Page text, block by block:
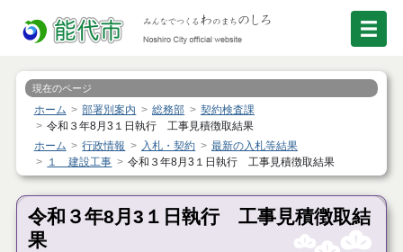
現在のページ
ホーム 部署別案内 総務部
契約検査課
令和３年8月3１日執行 工事見積徴取結果
ホーム
行政情報 入札・契約
最新の入札等結果
１ 建設工事
令和３年8月3１日執行 工事見積徴取結果
令和３年8月3１日執行 工事見積徴取結
果